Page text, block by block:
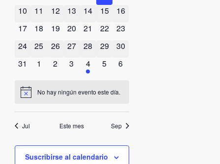
0 eventos
10 0 eventos
11 0 eventos
12 0 eventos
13 0 eventos
14 0 eventos
15 0 eventos
16
0 eventos
17 0 eventos
18 0 eventos
19 0 eventos
20 0 eventos
21 0 eventos
22 0 eventos
23
0 eventos
24 0 eventos
25 0 eventos
26 0 eventos
27 0 eventos
28 0 eventos
29 0 eventos
30
0 eventos
31 0 eventos
1 0 eventos
2 0 eventos
3 3 eventos
4 0 eventos
5 0 eventos
6
Aviso No hay ningún evento este día.
Jul Este mes Sep
Suscribirse al calendario